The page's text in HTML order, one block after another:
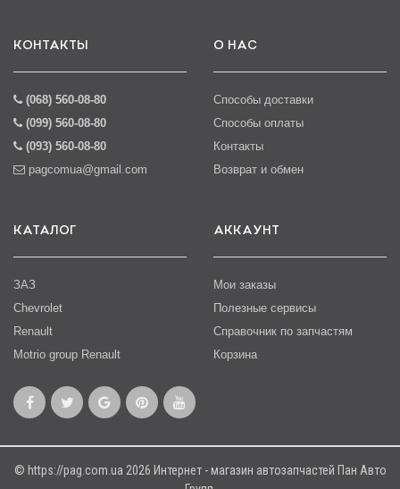
КОНТАКТЫ
(068) 560-08-80
(099) 560-08-80
(093) 560-08-80
pagcomua@gmail.com
О НАС
Способы доставки
Способы оплаты
Контакты
Возврат и обмен
КАТАЛОГ
ЗАЗ
Chevrolet
Renault
Motrio group Renault
АККАУНТ
Мои заказы
Полезные сервисы
Справочник по запчастям
Корзина
© https://pag.com.ua 2026 Интернет - магазин автозапчастей Пан Авто